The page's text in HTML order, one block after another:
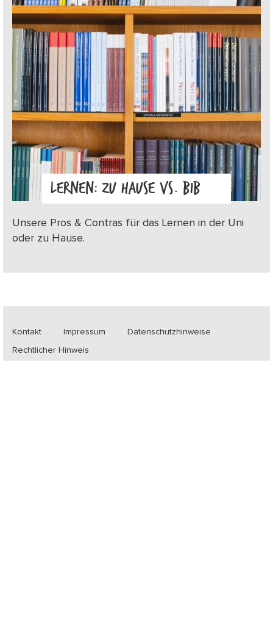
LERNEN: ZU HAUSE VS. BIB
Unsere Pros & Contras für das Lernen in der Uni
oder zu Hause.
Kontakt Impressum Datenschutzhinweise
Rechtlicher Hinweis